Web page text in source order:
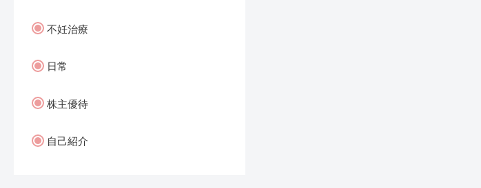
不妊治療
日常
株主優待
自己紹介